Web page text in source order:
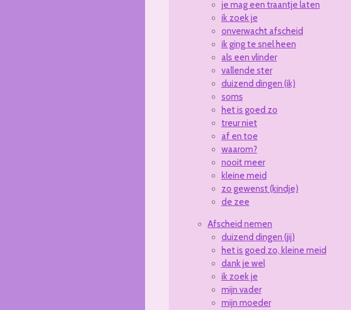
je mag een traantje laten
ik zoek je
onverwacht afscheid
ik ging te snel heen
als een vlinder
vallende ster
duizend dingen (ik)
soms
het is goed zo
treur niet
af en toe
waarom?
nooit meer
kleine meid
zo gewenst (kindje)
de zee
Afscheid nemen
duizend dingen (jij)
het is goed zo, kleine meid
dank je wel
ik zoek je
mijn vader
mijn moeder